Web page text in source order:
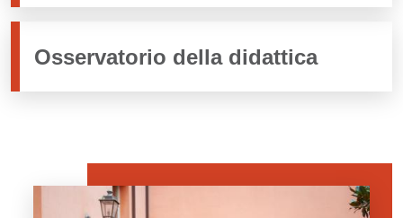
Osservatorio della didattica